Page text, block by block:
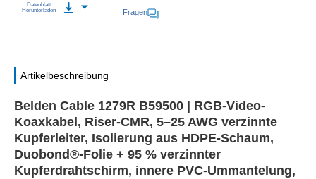
Datenblatt
Herunterladen
Fragen
Artikelbeschreibung
Belden Cable 1279R B59500 | RGB-Video-
Koaxkabel, Riser-CMR, 5–25 AWG verzinnte
Kupferleiter, Isolierung aus HDPE-Schaum,
Duobond®-Folie + 95 % verzinnter
Kupferdrahtschirm, innere PVC-Ummantelung,